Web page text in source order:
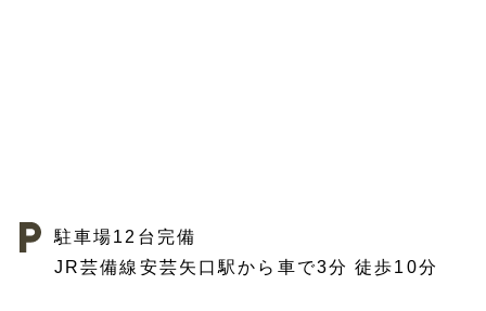
駐車場12台完備
JR芸備線安芸矢口駅から車で3分 徒歩10分